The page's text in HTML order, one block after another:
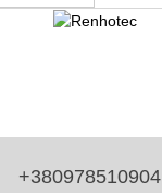
+380978510904